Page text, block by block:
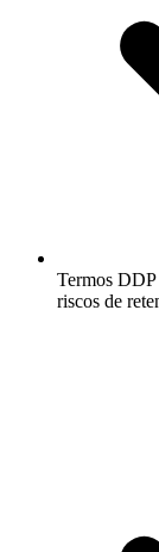
Termos DDP
riscos de